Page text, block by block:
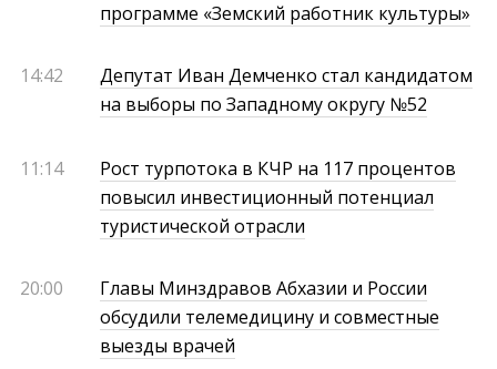
программе «Земский работник культуры»
14:42
Депутат Иван Демченко стал кандидатом
на выборы по Западному округу №52
11:14
Рост турпотока в КЧР на 117 процентов
повысил инвестиционный потенциал
туристической отрасли
20:00
Главы Минздравов Абхазии и России
обсудили телемедицину и совместные
выезды врачей